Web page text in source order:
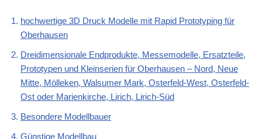
hochwertige 3D Druck Modelle mit Rapid Prototyping für
Oberhausen
Dreidimensionale Endprodukte, Messemodelle, Ersatzteile,
Prototypen und Kleinserien für Oberhausen – Nord, Neue
Mitte, Mölleken, Walsumer Mark, Osterfeld-West, Osterfeld-
Ost oder Marienkirche, Lirich, Lirich-Süd
Besondere Modellbauer
Günstige Modellbau